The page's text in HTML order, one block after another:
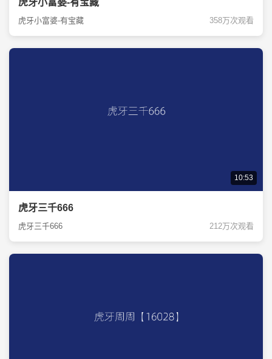
虎牙小富婆-有宝藏 358万次观看
10:53
虎牙三千666
虎牙三千666 212万次观看